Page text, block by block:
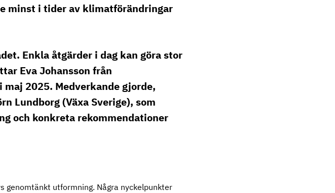
minst i tider av klimatförändringar
Enkla åtgärder i dag kan göra stor
Eva Johansson från
2025. Medverkande gjorde,
Lundborg (Växa Sverige), som
och konkreta rekommendationer
genomtänkt utformning. Några nyckelpunkter